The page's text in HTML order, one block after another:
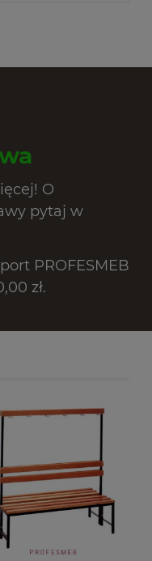
O
pytaj w
PROFESMEB
zł.